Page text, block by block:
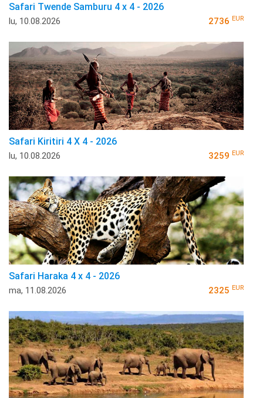
Safari Twende Samburu 4 x 4 - 2026
lu, 10.08.2026 2736 EUR
Safari Kiritiri 4 X 4 - 2026
lu, 10.08.2026 3259 EUR
Safari Haraka 4 x 4 - 2026
ma, 11.08.2026 2325 EUR